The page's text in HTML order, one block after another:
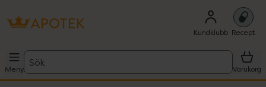
Kundklubb Recept
Meny
Sök
Varukorg